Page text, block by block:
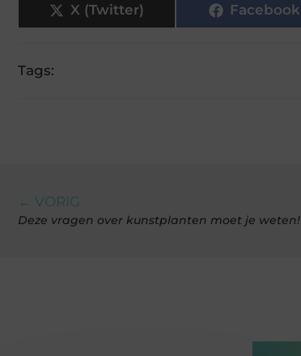
X (Twitter) Facebook
Tags:
← VORIG
Deze vragen over kunstplanten moet je weten!